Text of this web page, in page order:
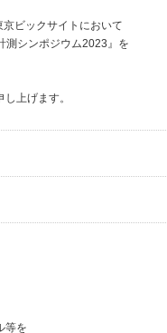
ビックサイトにおいて
測シンポジウム2023』を
上げます。
等を